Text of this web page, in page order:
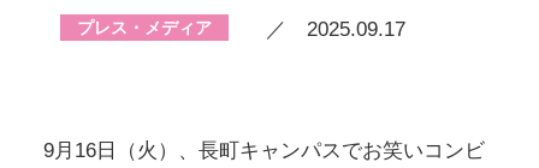
プレス・メディア ／ 2025.09.17
9月16日（火）、長町キャンパスでお笑いコンビ